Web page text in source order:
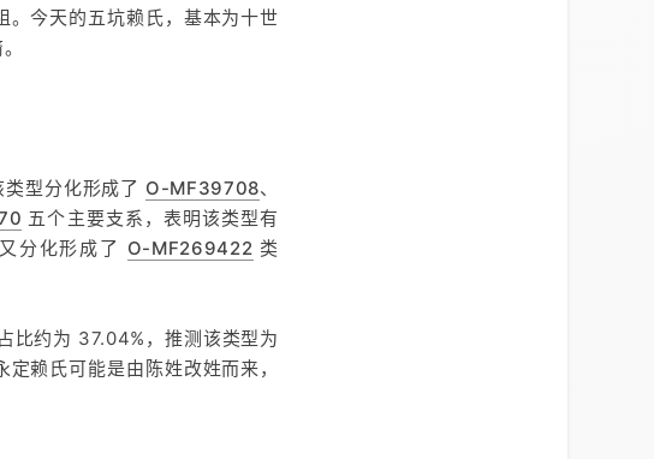
。今天的五坑赖氏，基本为十世
型分化形成了 O-MF39708、
五个主要支系，表明该类型有
分化形成了 O-MF269422 类
比约为 37.04%，推测该类型为
赖氏可能是由陈姓改姓而来，